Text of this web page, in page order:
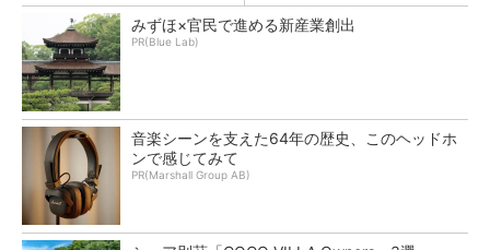
みずほ×官民で進める新産業創出
PR(Blue Lab)
音楽シーンを支えた64年の歴史、このヘッドホ
ンで感じてみて
PR(Marshall Group AB)